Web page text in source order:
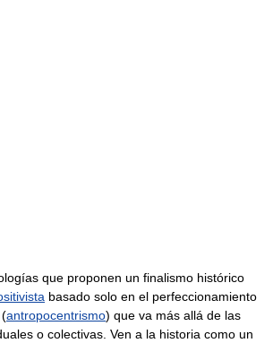
que proponen un finalismo histórico
basado solo en el perfeccionamiento
antropocentrismo) que va más allá de las
o colectivas. Ven a la historia como un